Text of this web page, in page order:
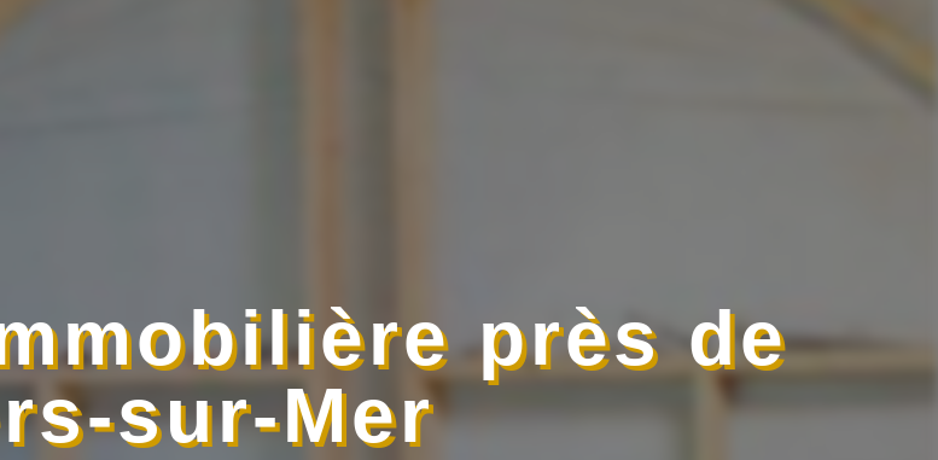
près de
sur-Mer